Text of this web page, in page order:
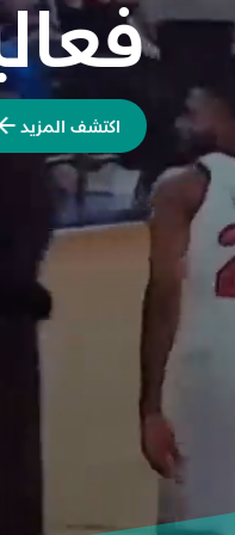
اكتشف المزيد